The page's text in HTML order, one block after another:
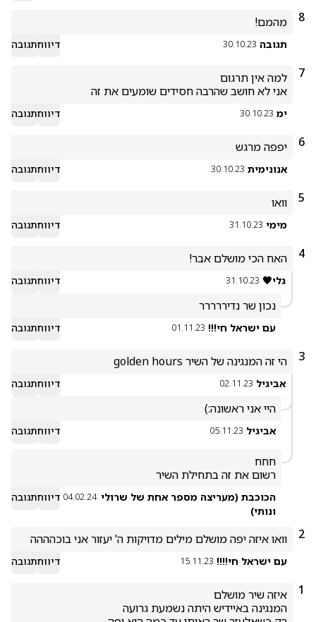
8 מהמם!
תגובה 30.10.23 דיווחתגובה
7
אני לא חושב שהרבה חסידים שומעים את זה
ימ 30.10.23 דיווחתגובה
6 יפפה מרגש
אנונימית 30.10.23 דיווחתגובה
5 וואו
מימי 31.10.23 דיווחתגובה
4 האח הכי מושלם אבר!
גלי🖤 31.10.23 דיווחתגובה
נכון שר נדיררררר
עם ישראל חי!!! 01.11.23 דיווחתגובה
3 הי זה המנגינה של השיר golden hours
אביגיל 02.11.23 דיווחתגובה
היי אני ראשונה:)
אביגיל 05.11.23 דיווחתגובה
רשום את זה בתחילת השיר
הכוכבת (מעריצה מספר אחת של שרולי
ונותי)
04.02.24 דיווחתגובה
2 וואו איזה יפה מושלם מילים מדויקות ה' יעזור אני בוכהההה
עם ישראל חי!!!! 15.11.23 דיווחתגובה
1